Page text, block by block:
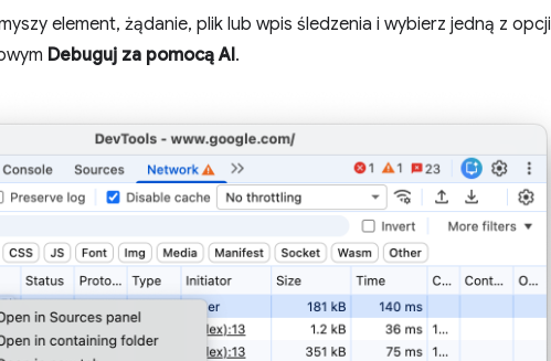
element, żądanie, plik lub wpis śledzenia i wybierz jedną z opcji
Debuguj za pomocą AI.